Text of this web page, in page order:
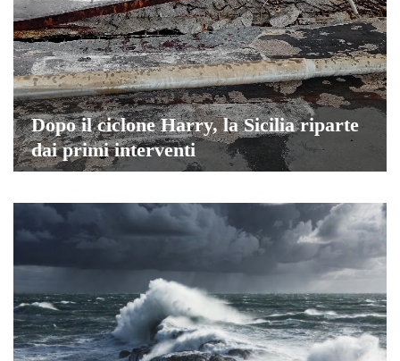
Dopo il ciclone Harry, la Sicilia riparte
dai primi interventi